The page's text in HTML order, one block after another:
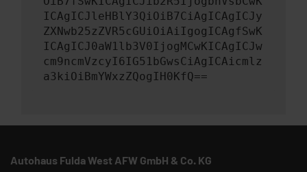
ICAgICJleHBlY3QiOiB7CiAgICAgICJy
ZXNwb25zZVR5cGUiOiAiIgogICAgfSwK
ICAgICJ0aW1lb3V0IjogMCwKICAgICJw
cm9ncmVzcyI6IG51bGwsCiAgICAicmlz
a3kiOiBmYWxzZQogIH0KfQ==
Autohaus Fulda West AFW GmbH & Co. KG